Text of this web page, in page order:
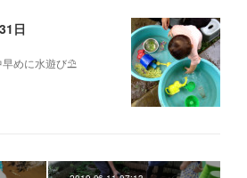
日
早めに水遊び⛱